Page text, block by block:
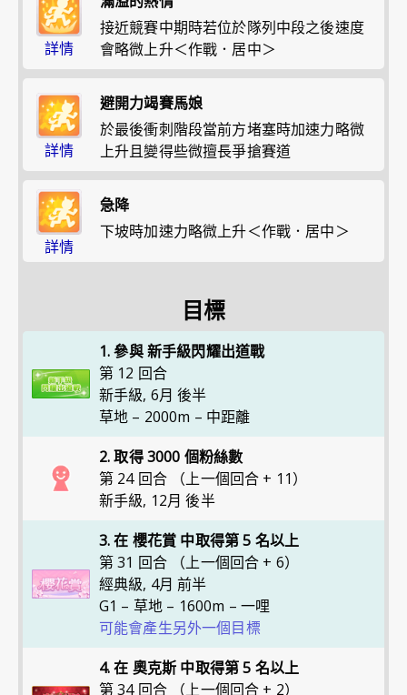
詳情
接近競賽中期時若位於隊列中段之後速度
會略微上升＜作戰．居中＞
詳情
避開力竭賽馬娘
於最後衝刺階段當前方堵塞時加速力略微
上升且變得些微擅長爭搶賽道
詳情
急降
下坡時加速力略微上升＜作戰．居中＞
目標
1. 參與 新手級閃耀出道戰
第 12 回合
新手級, 6月 後半
草地 – 2000m – 中距離
2. 取得 3000 個粉絲數
第 24 回合 （上一個回合 + 11）
新手級, 12月 後半
3. 在 櫻花賞 中取得第 5 名以上
第 31 回合 （上一個回合 + 6）
經典級, 4月 前半
G1 – 草地 – 1600m – 一哩
可能會產生另外一個目標
4. 在 奧克斯 中取得第 5 名以上
第 34 回合 （上一個回合 + 2）